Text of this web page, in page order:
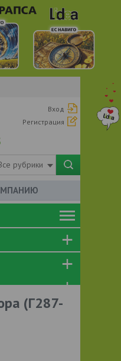
Вход
Регистрация
рубрики
(Г287-